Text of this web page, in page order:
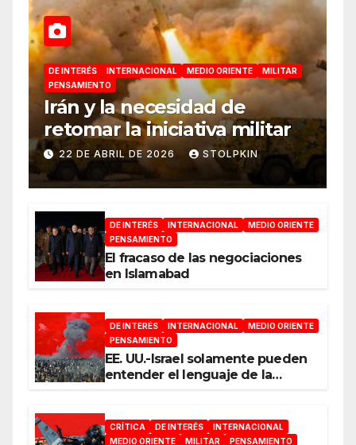
DE INTERÉS INTERNACIONAL MEDIO ORIENTE
MILITAR
PENSAMIENTO
Irán y la necesidad de
retomar la iniciativa militar
22 DE ABRIL DE 2026 STOLPKIN
DE INTERÉS INTERNACIONAL
MEDIO ORIENTE
PENSAMIENTO
El fracaso de las negociaciones
en Islamabad
DE INTERÉS INTERNACIONAL
MEDIO ORIENTE
PENSAMIENTO
EE. UU.-Israel solamente pueden
entender el lenguaje de la
CRÍTICA DE INTERÉS
INTERNACIONAL
MEDIO ORIENTE
MILITAR PENSAMIENTO